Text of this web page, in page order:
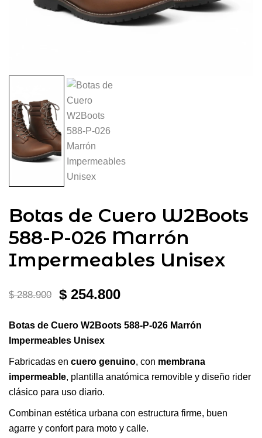
Botas de Cuero W2Boots
588-P-026 Marrón
Impermeables Unisex
$288.900
El
original
era:
$ 288.900.
$ 254.800El
es:
Botas de Cuero W2Boots 588-P-026 Marrón
Impermeables Unisex
Fabricadas en cuero genuino, con membrana
impermeable, plantilla anatómica removible y diseño rider
clásico para uso diario.
Combinan estética urbana con estructura firme, buen
agarre y confort para moto y calle.